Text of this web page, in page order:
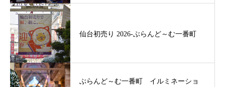
仙台初売り 2026-ぶらんど～む一番町
ぶらんど～む一番町 イルミネーショ